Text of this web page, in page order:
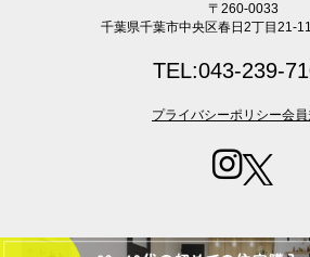
〒260-0033
千葉県千葉市中央区春日2丁目21-
TEL:043-239-
プライバシーポリシー会
Copyright (C) Re・maison lnc. All